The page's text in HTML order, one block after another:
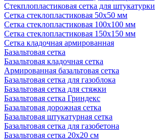
Стекплопластиковая сетка для штукатурки
Сетка стеклопластиковая 50x50 мм
Сетка стеклопластиковая 100x100 мм
Сетка стеклопластиковая 150x150 мм
Сетка кладочная армированная
Базальтовая сетка
Базальтовая кладочная сетка
Армированная базальтовая сетка
Базальтовая сетка для газоблока
Базальтовая сетка для стяжки
Базальтовая сетка Гриндекс
Базальтовая дорожная сетка
Базальтовая штукатурная сетка
Базальтовая сетка для газобетона
Базальтовая сетка 20x20 см